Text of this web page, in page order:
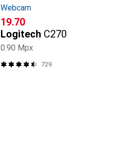
Webcam
CHF
19.70
Logitech C270
0.90 Mpx
729